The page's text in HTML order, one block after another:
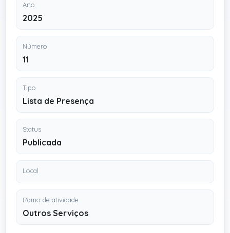
Ano
2025
Número
11
Tipo
Lista de Presença
Status
Publicada
Local
Ramo de atividade
Outros Serviços